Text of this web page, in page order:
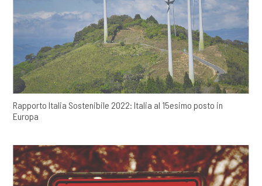
Rapporto Italia Sostenibile 2022: Italia al 15esimo posto in
Europa